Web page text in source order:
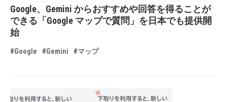
Google、Gemini からおすすめや回答を得ることが
できる「Google マップで質問」を日本でも提供開
始
#Google #Gemini #マップ